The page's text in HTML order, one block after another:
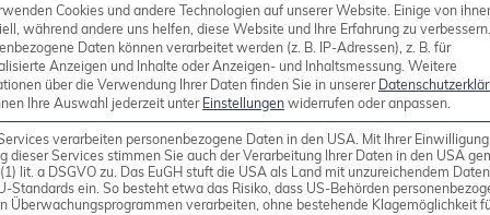
Cookies und andere Technologien auf unserer Website. Einige von
während andere uns helfen, diese Website und Ihre Erfahrung zu verbessern.
Daten können verarbeitet werden (z. B. IP-Adressen), z. B. für
Anzeigen und Inhalte oder Anzeigen- und Inhaltsmessung. Weitere
über die Verwendung Ihrer Daten finden Sie in unserer
Ihre Auswahl jederzeit unter Einstellungen widerrufen oder anpassen.
verarbeiten personenbezogene Daten in den USA. Mit Ihrer
dieser Services stimmen Sie auch der Verarbeitung Ihrer Daten in den USA
lit. a DSGVO zu. Das EuGH stuft die USA als Land mit unzureichendem
Standards ein. So besteht etwa das Risiko, dass US-Behörden
Überwachungsprogrammen verarbeiten, ohne bestehende Klagemöglichkeit